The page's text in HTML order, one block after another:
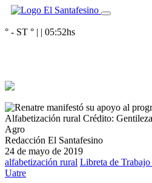
° - ST ° | | 05:52hs
Alfabetización rural Crédito:
Agro
Redacción El Santafesino
24 de mayo de 2019
alfabetización rural Libreta de
Uatre